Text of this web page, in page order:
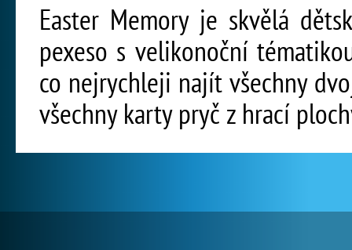
Easter Memory je skvělá
pexeso s velikonoční
co nejrychleji najít všechny
všechny karty pryč z hrací